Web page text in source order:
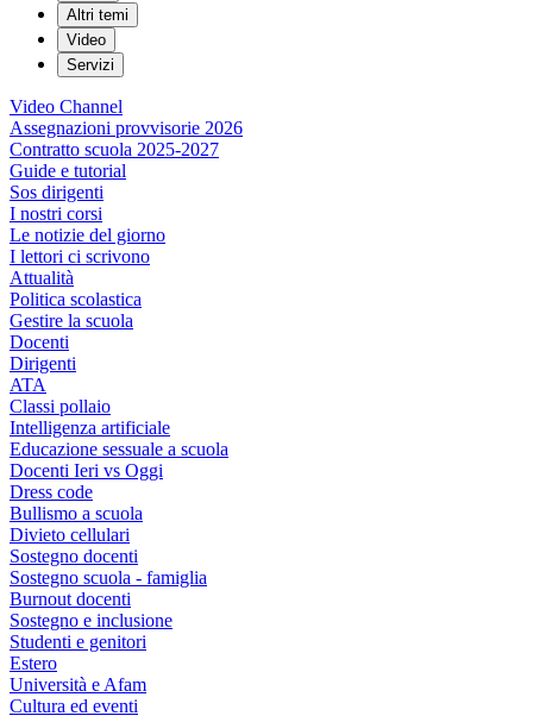
Altri temi
Video
Servizi
Video Channel
Assegnazioni provvisorie 2026
Contratto scuola 2025-2027
Guide e tutorial
Sos dirigenti
I nostri corsi
Le notizie del giorno
I lettori ci scrivono
Attualità
Politica scolastica
Gestire la scuola
Docenti
Dirigenti
ATA
Classi pollaio
Intelligenza artificiale
Educazione sessuale a scuola
Docenti Ieri vs Oggi
Dress code
Bullismo a scuola
Divieto cellulari
Sostegno docenti
Sostegno scuola - famiglia
Burnout docenti
Sostegno e inclusione
Studenti e genitori
Estero
Università e Afam
Cultura ed eventi